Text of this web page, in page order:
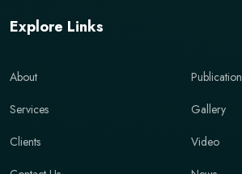
Explore Links
About
Services
Clients
Publication
Gallery
Video